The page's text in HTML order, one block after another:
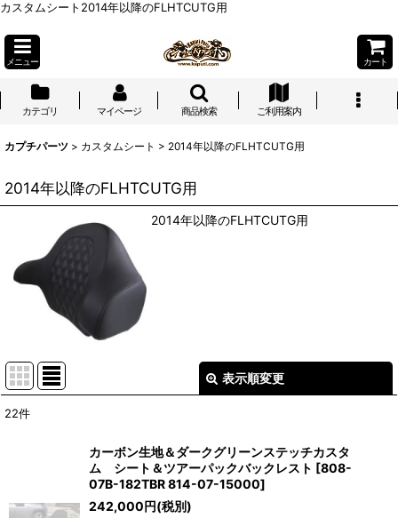
カスタムシート2014年以降のFLHTCUTG用
メニュー カート
カテゴリ マイページ 商品検索 ご利用案内
カプチパーツ > カスタムシート > 2014年以降のFLHTCUTG用
2014年以降のFLHTCUTG用
2014年以降のFLHTCUTG用
表示順変更
22件
カーボン生地＆ダークグリーンステッチカスタ
ム シート＆ツアーパックバックレスト [808-
07B-182TBR 814-07-15000]
242,000円(税別)